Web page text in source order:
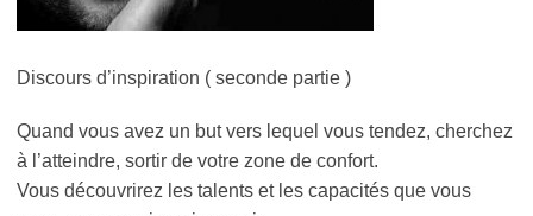
Discours d’inspiration ( seconde partie )
Quand vous avez un but vers lequel vous tendez, cherchez
à l’atteindre, sortir de votre zone de confort.
Vous découvrirez les talents et les capacités que vous